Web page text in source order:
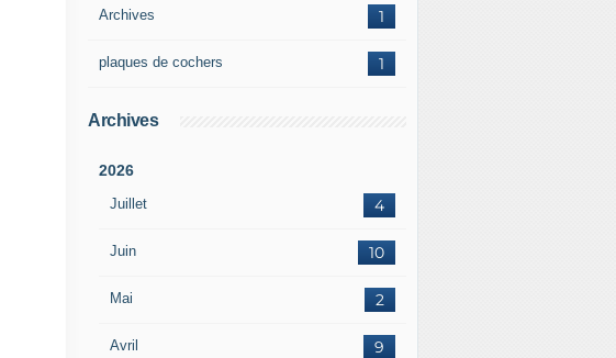
1
Archives
1
plaques de cochers
Archives
2026
Juillet 4
Juin 10
Mai 2
Avril 9